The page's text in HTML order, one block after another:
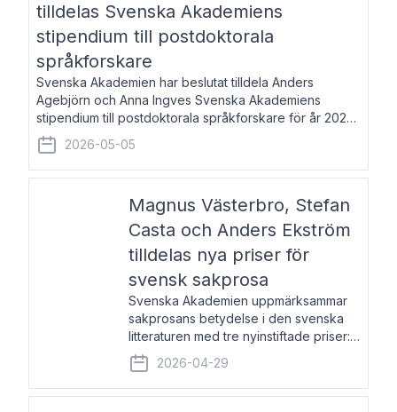
tilldelas Svenska Akademiens
stipendium till postdoktorala
språkforskare
Svenska Akademien har beslutat tilldela Anders
Agebjörn och Anna Ingves Svenska Akademiens
stipendium till postdoktorala språkforskare för år 2026.
Stipendiebeloppet är 75 000 kronor per mottagare.
Anders Agebjörn, född 1984, är universitet
2026-05-05
Magnus Västerbro, Stefan
Casta och Anders Ekström
tilldelas nya priser för
svensk sakprosa
Svenska Akademien uppmärksammar
sakprosans betydelse i den svenska
litteraturen med tre nyinstiftade priser:
Svenska Akademiens pris till
framstående författare av svensk
sakprosa som i år går till Magnus
2026-04-29